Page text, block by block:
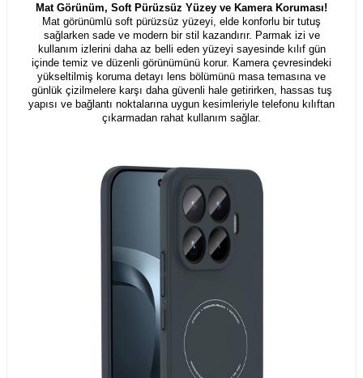
Mat Görünüm, Soft Pürüzsüz Yüzey ve Kamera Koruması!
Mat görünümlü soft pürüzsüz yüzeyi, elde konforlu bir tutuş
sağlarken sade ve modern bir stil kazandırır. Parmak izi ve
kullanım izlerini daha az belli eden yüzeyi sayesinde kılıf gün
içinde temiz ve düzenli görünümünü korur. Kamera çevresindeki
yükseltilmiş koruma detayı lens bölümünü masa temasına ve
günlük çizilmelere karşı daha güvenli hale getirirken, hassas tuş
yapısı ve bağlantı noktalarına uygun kesimleriyle telefonu kılıftan
çıkarmadan rahat kullanım sağlar.